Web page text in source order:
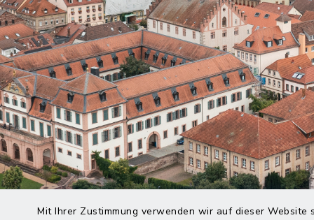
Mit Ihrer Zustimmung verwenden wir auf dieser